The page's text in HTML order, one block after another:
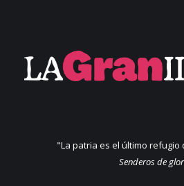
"La patria es el último refugio
Senderos de